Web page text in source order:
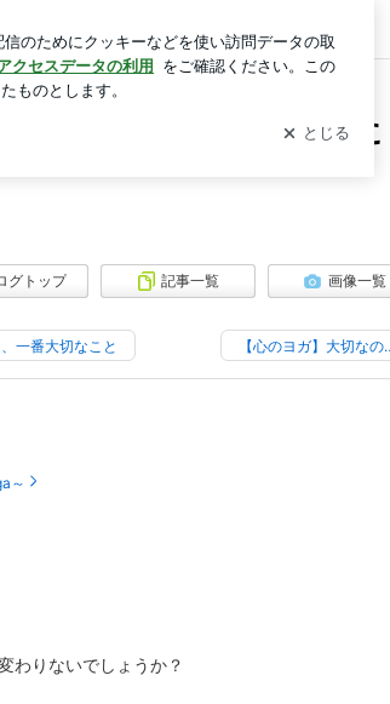
ログイン
く生き生きとスムーズに
寧なヨガレッスンが好評です！
グトップ 記事一覧 画像一覧
一番大切なこと 【心のヨガ】大切なの
～
変わりないでしょうか？